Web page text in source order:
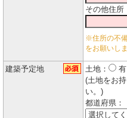
その他住
※住所の不
をお願いしま
建築予定地 土地： 有
(土地をお
い。)
都道府県：